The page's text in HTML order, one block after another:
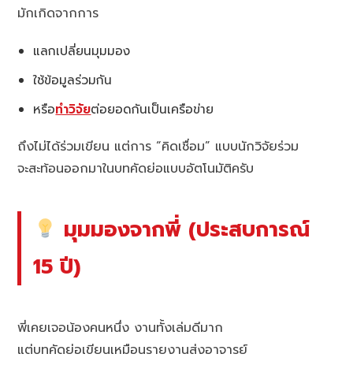
มักเกิดจากการ
แลกเปลี่ยนมุมมอง
ใช้ข้อมูลร่วมกัน
หรือทำวิจัยต่อยอดกันเป็นเครือข่าย
ถึงไม่ได้ร่วมเขียน แต่การ “คิดเชื่อม” แบบนักวิจัยร่วม
จะสะท้อนออกมาในบทคัดย่อแบบอัตโนมัติครับ
มุมมองจากพี่ (ประสบการณ์
15 ปี)
พี่เคยเจอน้องคนหนึ่ง งานทั้งเล่มดีมาก
แต่บทคัดย่อเขียนเหมือนรายงานส่งอาจารย์